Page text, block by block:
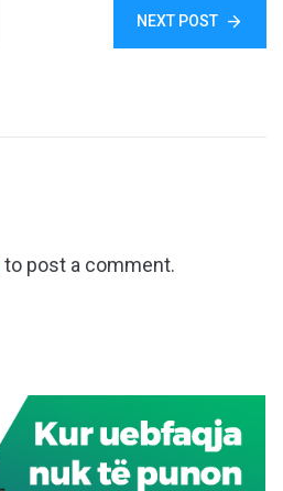
NEXT POST
to post a comment.